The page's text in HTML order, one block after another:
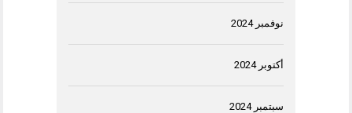
نوفمبر 2024
أكتوبر 2024
سبتمبر 2024